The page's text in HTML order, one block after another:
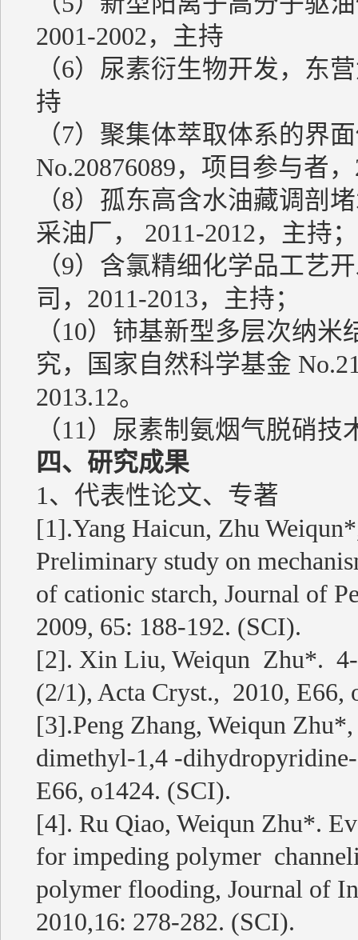
2001-2002，主持
（6）尿素衍生物开发，东
持
（7）聚集体萃取体系的界
No.20876089，项目参与者
（8）孤东高含水油藏调剖
采油厂， 2011-2012，主持；
（9）含氯精细化学品工艺
司，2011-2013，主持；
（10）铈基新型多层次纳
究，国家自然科学基金
2013.12。
（11）尿素制氨烟气脱硝
四、研究成果
1、代表性论文、专著
[1].Yang Haicun, Zhu
Preliminary study on
of cationic starch, Journal of
2009, 65: 188-192. (SCI).
[2]. Xin Liu, Weiqun Zhu*.
(2/1), Acta Cryst., 2010, E66,
[3].Peng Zhang, Weiqun
dimethyl-1,4 -
E66, o1424. (SCI).
[4]. Ru Qiao, Weiqun Zhu*.
for impeding polymer
polymer flooding, Journal of
2010,16: 278-282. (SCI).